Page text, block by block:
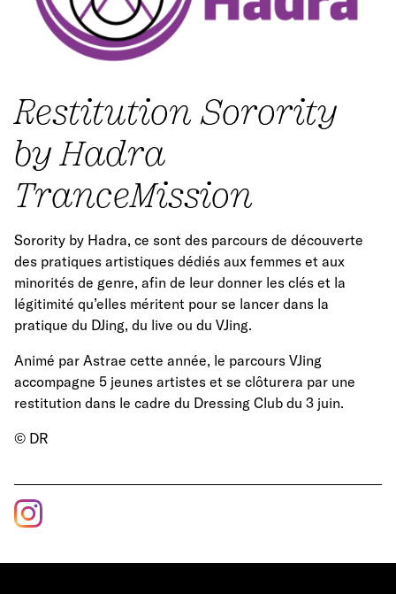
Restitution Sorority
by Hadra
TranceMission
Sorority by Hadra, ce sont des parcours de découverte
des pratiques artistiques dédiés aux femmes et aux
minorités de genre, afin de leur donner les clés et la
légitimité qu’elles méritent pour se lancer dans la
pratique du DJing, du live ou du VJing.
Animé par Astrae cette année, le parcours VJing
accompagne 5 jeunes artistes et se clôturera par une
restitution dans le cadre du Dressing Club du 3 juin.
© DR